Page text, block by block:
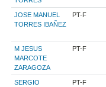
JOSE MANUEL
TORRES IBAÑEZ
PT-F
M JESUS
MARCOTE
ZARAGOZA
PT-F
SERGIO
PT-F